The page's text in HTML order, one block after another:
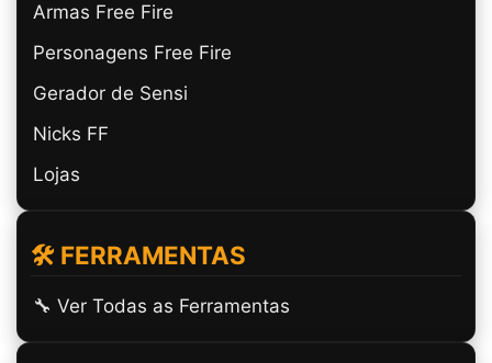
Armas Free Fire
Personagens Free Fire
Gerador de Sensi
Nicks FF
Lojas
🛠️ FERRAMENTAS
🔧 Ver Todas as Ferramentas